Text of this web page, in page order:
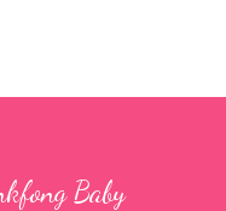
Baby